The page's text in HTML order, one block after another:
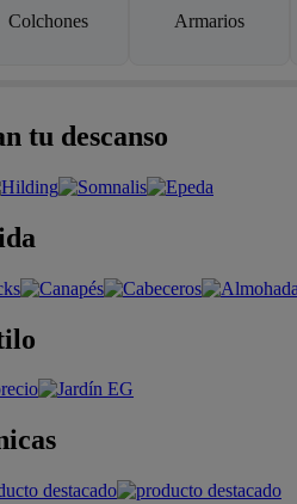
Colchones Armarios
tu descanso